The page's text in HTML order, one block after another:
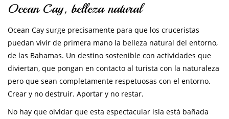
Ocean Cay, belleza natural
Ocean Cay surge precisamente para que los cruceristas
puedan vivir de primera mano la belleza natural del entorno,
de las Bahamas. Un destino sostenible con actividades que
diviertan, que pongan en contacto al turista con la naturaleza
pero que sean completamente respetuosas con el entorno.
Crear y no destruir. Aportar y no restar.
No hay que olvidar que esta espectacular isla está bañada